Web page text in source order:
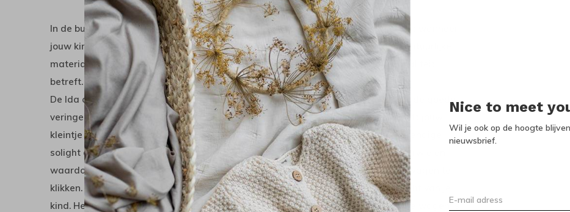
Nice to meet
Wil je ook op de hoogte
nieuwsbrief.
In de buggy kan je je kindje zittend vervoeren. De buggy is dus uitermate geschikt wanneer
jouw kindje zelfstandig kan zitten (meestal na 8 maanden). Hij is gemaakt van natuurlijke
materialen en voldoet aan de hoogste eisen wat ontwerp, veiligheid en functionaliteit
betreft.
De Ida onderscheidt zich door zijn stabiele wegligging van de grote wielen. Door de goede
veringen rijdt de kinderwagen makkelijk over verschillende ondergronden en heeft jouw
kleintje geen last van nare schokken. De wagen heeft duurzaam UV en hittebestendige
solight ecco wielen die voorzien zijn van reflectoren. De Ida heeft zwenkende voorwielen
waardoor het rijden nog makkelijker gaat. De wielen zijn makkelijk op en van de wagen te
klikken. Daarnaast kan je de weerstand van de wielen aanpassen aan het gewicht van je
kind. Het maximale gewicht van het kind voor deze wagen is 22kg. De rem van de wagen is